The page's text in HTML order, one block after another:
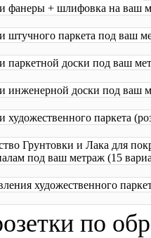
фанеры + шлифовка на
штучного паркета под ваш
паркетной доски под ваш
инженерной доски под
художественного паркета
Грунтовки и Лака для
под ваш метраж (15
художественного
по